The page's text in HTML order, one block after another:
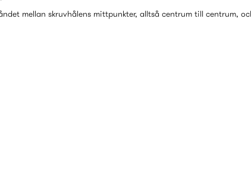
mellan skruvhålens mittpunkter, alltså centrum till centrum,